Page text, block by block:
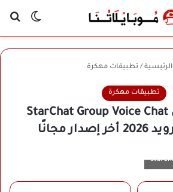
الوضع
الرئيسية / تطبيقات مهكرة
تطبيقات مهكرة
تحميل تطبيق StarChat Group Voice Chat